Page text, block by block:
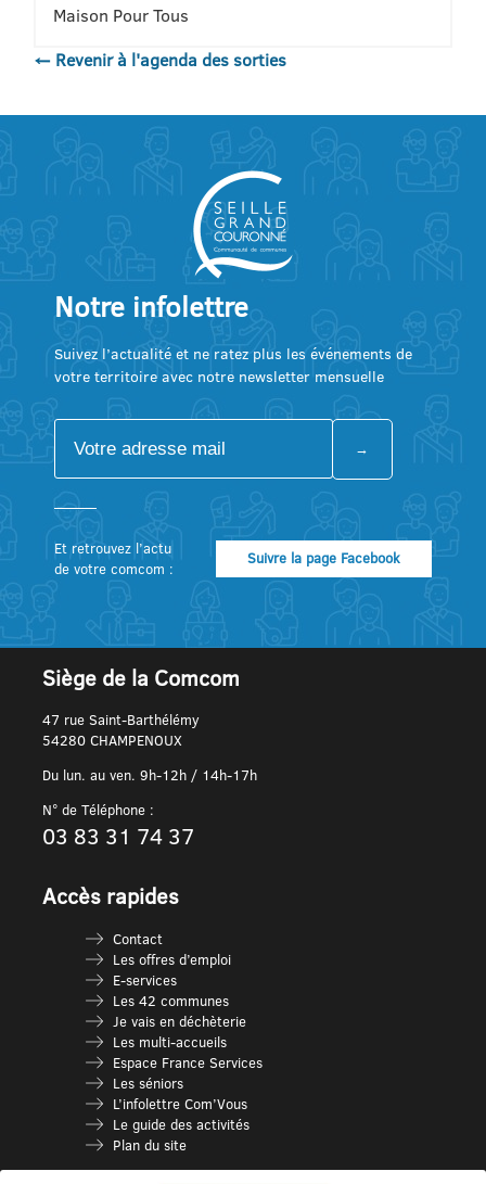
Maison Pour Tous
← Revenir à l'agenda des sorties
Notre infolettre
Suivez l’actualité et ne ratez plus les événements de
votre territoire avec notre newsletter mensuelle
Et retrouvez l’actu
de votre comcom :
Suivre la page Facebook
Siège de la Comcom
47 rue Saint-Barthélémy
54280 CHAMPENOUX
Du lun. au ven. 9h-12h / 14h-17h
N° de Téléphone :
03 83 31 74 37
Accès rapides
Contact
Les offres d’emploi
E-services
Les 42 communes
Je vais en déchèterie
Les multi-accueils
Espace France Services
Les séniors
L’infolettre Com’Vous
Le guide des activités
Plan du site